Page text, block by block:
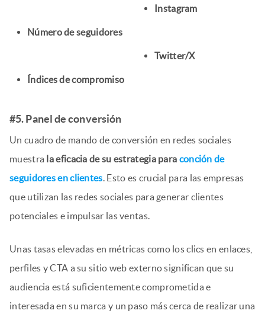
Número de seguidores
Índices de compromiso
Instagram
Twitter/X
#5. Panel de conversión
Un cuadro de mando de conversión en redes sociales
muestra la eficacia de su estrategia para conción de
seguidores en clientes. Esto es crucial para las empresas
que utilizan las redes sociales para generar clientes
potenciales e impulsar las ventas.
Unas tasas elevadas en métricas como los clics en enlaces,
perfiles y CTA a su sitio web externo significan que su
audiencia está suficientemente comprometida e
interesada en su marca y un paso más cerca de realizar una